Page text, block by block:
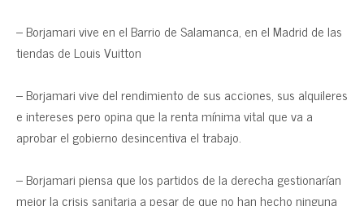
– Borjamari vive en el Barrio de Salamanca, en el Madrid de las
tiendas de Louis Vuitton
– Borjamari vive del rendimiento de sus acciones, sus alquileres
e intereses pero opina que la renta mínima vital que va a
aprobar el gobierno desincentiva el trabajo.
– Borjamari piensa que los partidos de la derecha gestionarían
mejor la crisis sanitaria a pesar de que no han hecho ninguna